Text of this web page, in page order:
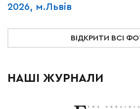
2026, м.Львів
ВІДКРИТИ ВСІ
НАШІ ЖУРНАЛИ